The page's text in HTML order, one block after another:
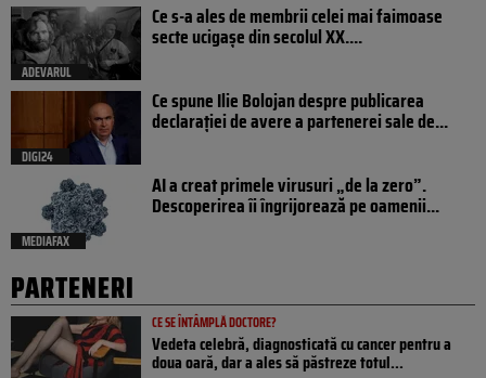
ADEVARUL
Ce s-a ales de membrii celei mai faimoase
secte ucigașe din secolul XX....
DIGI24
Ce spune Ilie Bolojan despre publicarea
declarației de avere a partenerei sale de...
MEDIAFAX
AI a creat primele virusuri „de la zero”.
Descoperirea îi îngrijorează pe oamenii...
PARTENERI
CE SE ÎNTÂMPLĂ DOCTORE?
Vedeta celebră, diagnosticată cu cancer pentru a
doua oară, dar a ales să păstreze totul...